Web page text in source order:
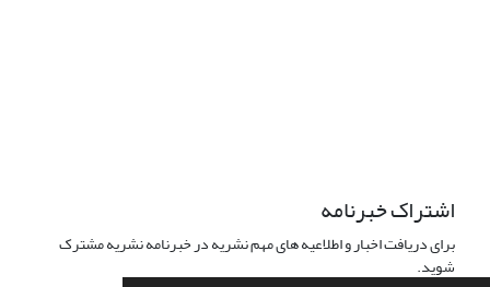
اشتراک خبرنامه
برای دریافت اخبار و اطلاعیه های مهم نشریه در خبرنامه نشریه مشترک
شوید.